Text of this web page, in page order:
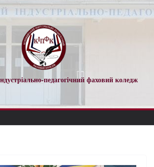
педагогічний фаховий коледж